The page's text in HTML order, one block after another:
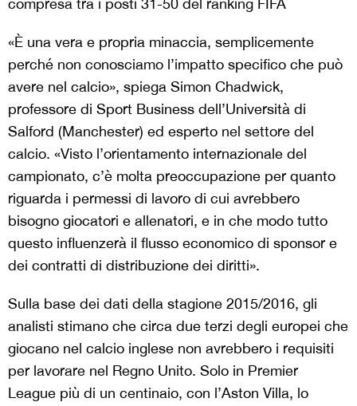
compresa tra i posti 31-50 del ranking FIFA
«È una vera e propria minaccia, semplicemente
perché non conosciamo l’impatto specifico che può
avere nel calcio», spiega Simon Chadwick,
professore di Sport Business dell’Università di
Salford (Manchester) ed esperto nel settore del
calcio. «Visto l’orientamento internazionale del
campionato, c’è molta preoccupazione per quanto
riguarda i permessi di lavoro di cui avrebbero
bisogno giocatori e allenatori, e in che modo tutto
questo influenzerà il flusso economico di sponsor e
dei contratti di distribuzione dei diritti».
Sulla base dei dati della stagione 2015/2016, gli
analisti stimano che circa due terzi degli europei che
giocano nel calcio inglese non avrebbero i requisiti
per lavorare nel Regno Unito. Solo in Premier
League più di un centinaio, con l’Aston Villa, lo